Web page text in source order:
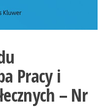
Pracy i
– Nr